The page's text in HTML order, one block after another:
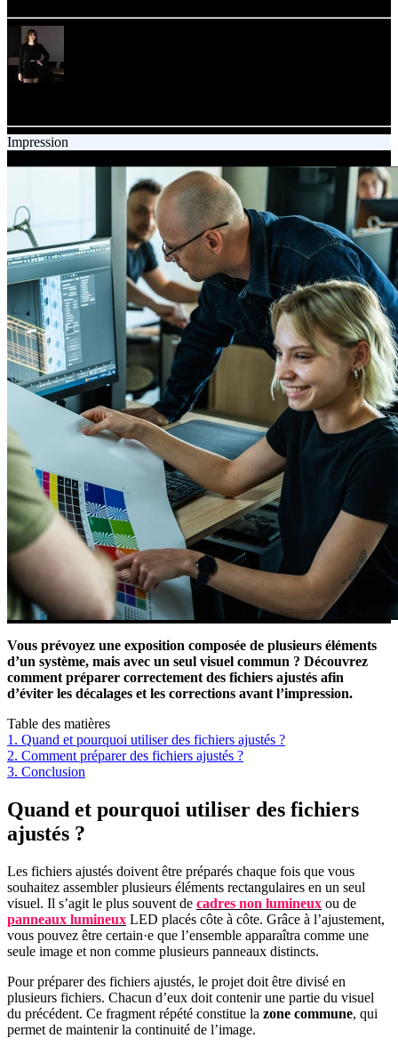
Impression
Vous prévoyez une exposition composée de plusieurs éléments
d’un système, mais avec un seul visuel commun ? Découvrez
comment préparer correctement des fichiers ajustés afin
d’éviter les décalages et les corrections avant l’impression.
Table des matières
1. Quand et pourquoi utiliser des fichiers ajustés ?
2. Comment préparer des fichiers ajustés ?
3. Conclusion
Quand et pourquoi utiliser des fichiers
ajustés ?
Les fichiers ajustés doivent être préparés chaque fois que vous
souhaitez assembler plusieurs éléments rectangulaires en un seul
visuel. Il s’agit le plus souvent de cadres non lumineux ou de
panneaux lumineux LED placés côte à côte. Grâce à l’ajustement,
vous pouvez être certain·e que l’ensemble apparaîtra comme une
seule image et non comme plusieurs panneaux distincts.
Pour préparer des fichiers ajustés, le projet doit être divisé en
plusieurs fichiers. Chacun d’eux doit contenir une partie du visuel
du précédent. Ce fragment répété constitue la zone commune, qui
permet de maintenir la continuité de l’image.